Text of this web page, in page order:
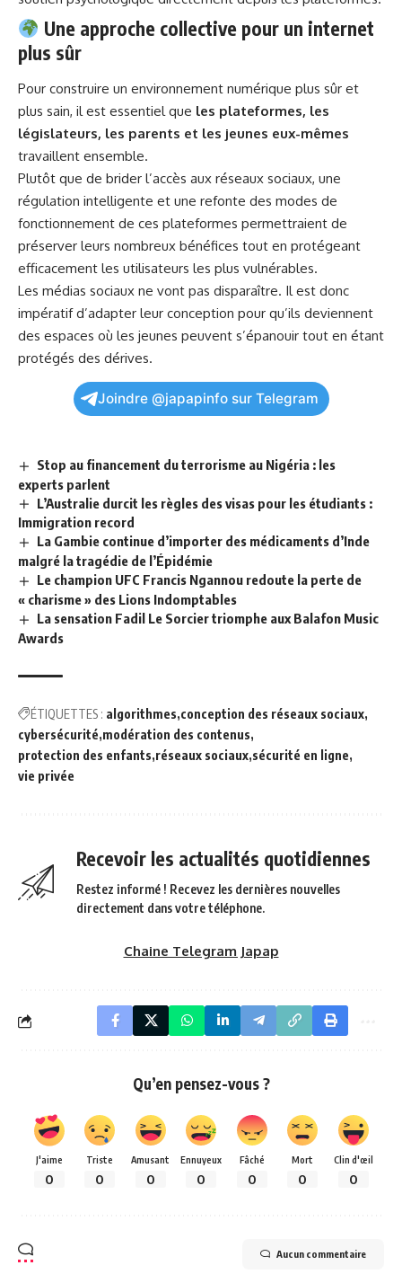
Une approche collective pour un internet
plus sûr
Pour construire un environnement numérique plus sûr et
plus sain, il est essentiel que les plateformes, les
législateurs, les parents et les jeunes eux-mêmes
travaillent ensemble.
Plutôt que de brider l’accès aux réseaux sociaux, une
régulation intelligente et une refonte des modes de
fonctionnement de ces plateformes permettraient de
préserver leurs nombreux bénéfices tout en protégeant
efficacement les utilisateurs les plus vulnérables.
Les médias sociaux ne vont pas disparaître. Il est donc
impératif d’adapter leur conception pour qu’ils deviennent
des espaces où les jeunes peuvent s’épanouir tout en étant
protégés des dérives.
Joindre @japapinfo sur Telegram
Stop au financement du terrorisme au Nigéria : les
experts parlent
L’Australie durcit les règles des visas pour les étudiants :
Immigration record
La Gambie continue d’importer des médicaments d’Inde
malgré la tragédie de l’Épidémie
Le champion UFC Francis Ngannou redoute la perte de
« charisme » des Lions Indomptables
La sensation Fadil Le Sorcier triomphe aux Balafon Music
Awards
ÉTIQUETTES : algorithmes conception des réseaux sociaux
cybersécurité modération des contenus
protection des enfants réseaux sociaux sécurité en ligne
vie privée
Recevoir les actualités quotidiennes
Restez informé ! Recevez les dernières nouvelles
directement dans votre téléphone.
Chaine Telegram Japap
Qu’en pensez-vous ?
J'aime
0
Triste
0
Amusant
0
Ennuyeux
0
Fâché
0
Mort
0
Clin d'œil
0
Aucun commentaire